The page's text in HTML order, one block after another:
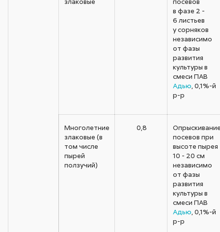
в фазе 2 -
6 листьев
у сорняков
независимо
от фазы
развития
культуры в
смеси ПАВ
Адью , 0,1%-й
р-р
Многолетние
злаковые (в
том числе
пырей
ползучий)
0,8
посевов при
высоте пырея
10 - 20 см
независимо
от фазы
развития
культуры в
смеси ПАВ
Адью , 0,1%-й
р-р